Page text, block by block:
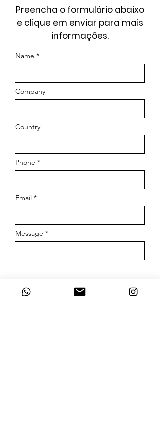
Preencha o formulário abaixo
e clique em enviar para mais
informações.
Name
Company
Country
Phone
Email
Message